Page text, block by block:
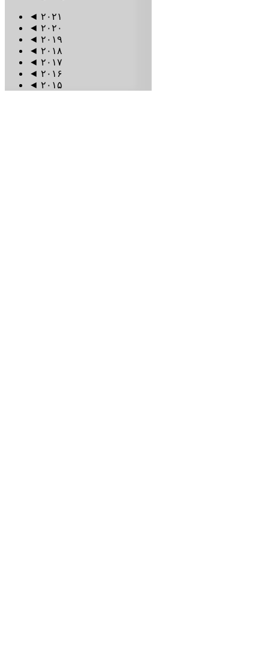
◄ ۲۰۲۱
◄ ۲۰۲۰
◄ ۲۰۱۹
◄ ۲۰۱۸
◄ ۲۰۱۷
◄ ۲۰۱۶
◄ ۲۰۱۵